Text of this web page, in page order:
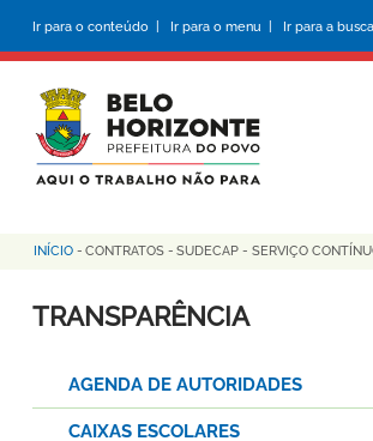
conteúdo
principal
Ir para o conteúdo | Ir para o menu | Ir para a
Trilha
de
INÍCIO - CONTRATOS - SUDECAP - SERVIÇO
TRANSPARÊNCIA
AGENDA DE AUTORIDADES
CAIXAS ESCOLARES